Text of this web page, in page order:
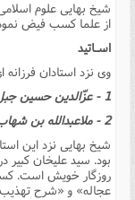
شیخ بهایى علوم
از علما کسب فیض
اسـاتید
وى نزد استادان
1 - عزّالدین حسین جبل عاملى، پدر بزرگوار شیخ.
2 - ملاعبدالله بن شهاب الدین مدرّس یزدى:
شیخ بهایى نزد این
بود. سید علیخان کبیر
روزگار خویش است.
عجاله» و «شرح